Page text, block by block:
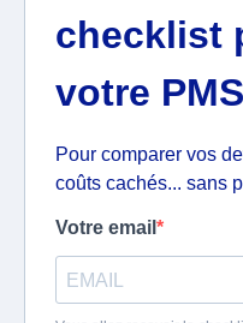
checklist
votre PMS
Pour comparer vos
coûts cachés... sans
Votre email